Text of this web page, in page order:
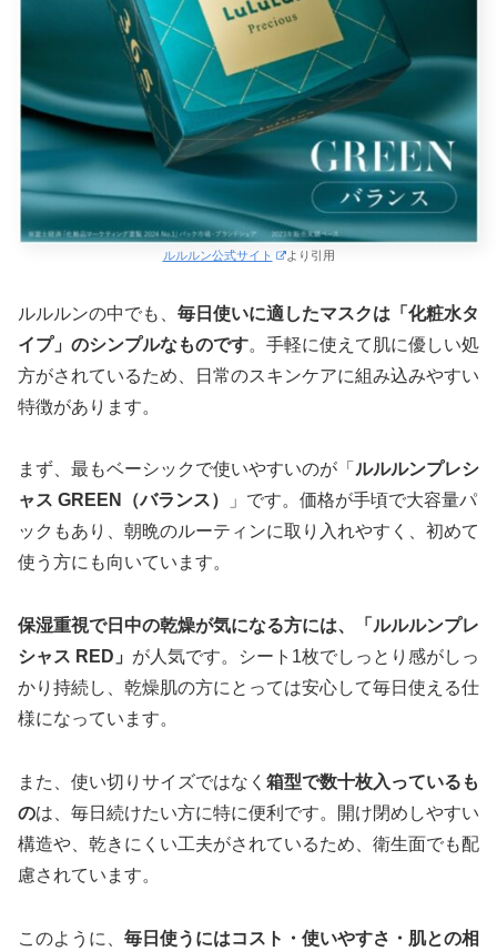
ルルルン公式サイト より引用
ルルルンの中でも、 毎日使いに適したマスクは「化粧水タ
イプ」のシンプルなものです。手軽に使えて肌に優しい処
方がされているため、日常のスキンケアに組み込みやすい
特徴があります。
まず、最もベーシックで使いやすいのが「 ルルルンプレシ
ャス GREEN（バランス）
」です。価格が手頃で大容量パ
ックもあり、朝晩のルーティンに取り入れやすく、初めて
使う方にも向いています。
保湿重視で日中の乾燥が気になる方には、「ルルルンプレ
シャス RED」 が人気です。シート1枚でしっとり感がしっ
かり持続し、乾燥肌の方にとっては安心して毎日使える仕
様になっています。
また、使い切りサイズではなく 箱型で数十枚入っているも
のは、毎日続けたい方に特に便利です。開け閉めしやすい
構造や、乾きにくい工夫がされているため、衛生面でも配
慮されています。
このように、 毎日使うにはコスト・使いやすさ・肌との相